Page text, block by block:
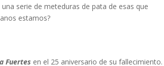
serie de meteduras de pata de esas que
estamos?
Fuertes en el 25 aniversario de su fallecimiento.